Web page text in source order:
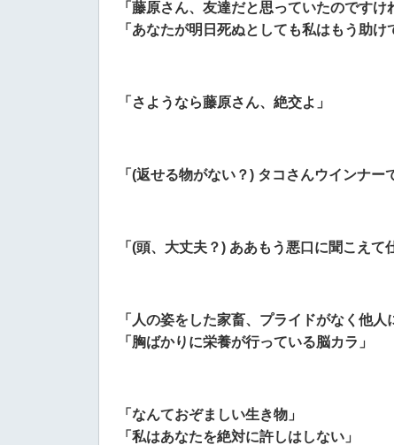
「藤原さん、友達だと思っていたのですけ
「あなたが明日死ぬとしても私はもう助け
「さようなら藤原さん、絶交よ」
「(返せる物がない？) タコさんウインナー
「(頭、大丈夫？) ああもう悪口に聞こえて
「人の姿をした家畜、プライドがなく他
「胸ばかりに栄養が行っている脳カラ」
「なんておぞましい生き物」
「私はあなたを絶対に許しはしない」